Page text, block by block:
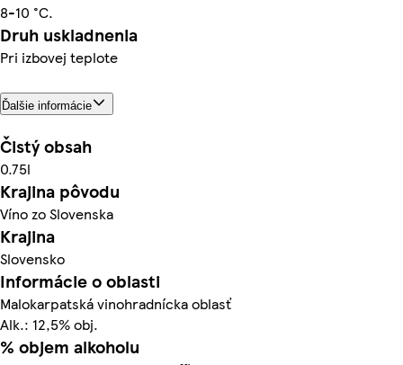
8-10 °C.
Druh uskladnenia
Pri izbovej teplote
Ďalšie informácie
Čistý obsah
0.75l
Krajina pôvodu
Víno zo Slovenska
Krajina
Slovensko
Informácie o oblasti
Malokarpatská vinohradnícka oblasť
Alk.: 12,5% obj.
% objem alkoholu